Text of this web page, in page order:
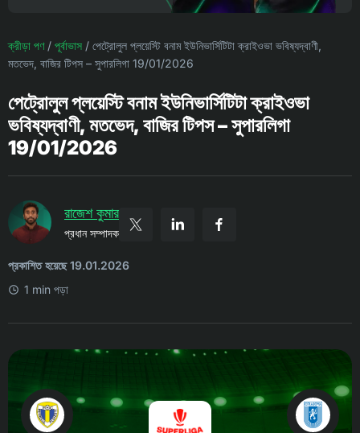
ক্রীড়া পণ/ পূর্বাভাস / পেট্রোলুল প্লয়েস্টি বনাম ইউনিভার্সিটিটা ক্রাইওভা ভবিষ্যদ্বাণী,
মতভেদ, বাজির টিপস – সুপারলিগা 19/01/2026
পেট্রোলুল প্লয়েস্টি বনাম ইউনিভার্সিটিটা ক্রাইওভা
ভবিষ্যদ্বাণী, মতভেদ, বাজির টিপস – সুপারলিগা
19/01/2026
রাজেশ কুমার
প্রধান সম্পাদক
প্রকাশিত হয়েছে 19.01.2026
1 min পড়া